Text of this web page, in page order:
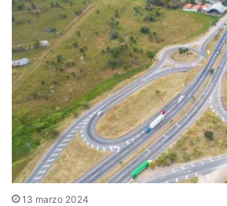
13 marzo 2024